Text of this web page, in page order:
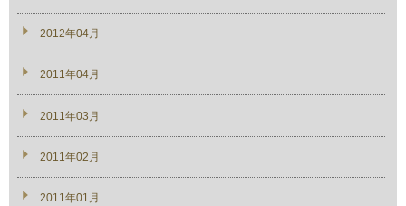
2012年04月
2011年04月
2011年03月
2011年02月
2011年01月